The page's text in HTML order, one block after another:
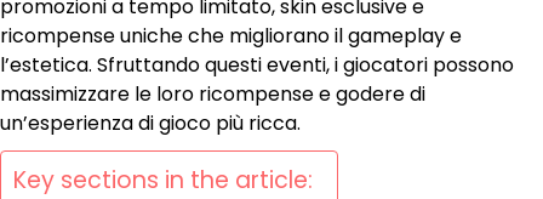
promozioni a tempo limitato, skin esclusive e
ricompense uniche che migliorano il gameplay e
l’estetica. Sfruttando questi eventi, i giocatori possono
massimizzare le loro ricompense e godere di
un’esperienza di gioco più ricca.
Key sections in the article: